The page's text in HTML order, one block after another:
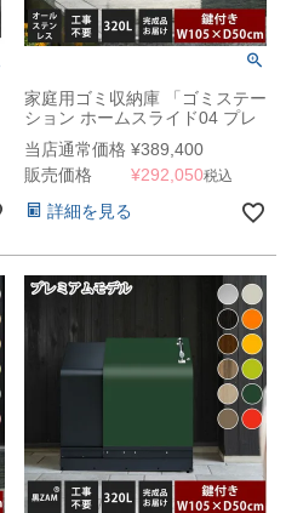
家庭用ゴミ収納庫 「ゴミステー
ション ホームスライド04 プレ
ミアムモデル オールステンレス
320L」 （YHC）
当店通常価格 ¥389,400
販売価格
¥292,050税込
詳細を見る